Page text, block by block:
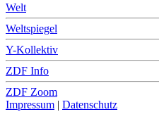
Welt
Weltspiegel
Y-Kollektiv
ZDF Info
ZDF Zoom
Impressum | Datenschutz